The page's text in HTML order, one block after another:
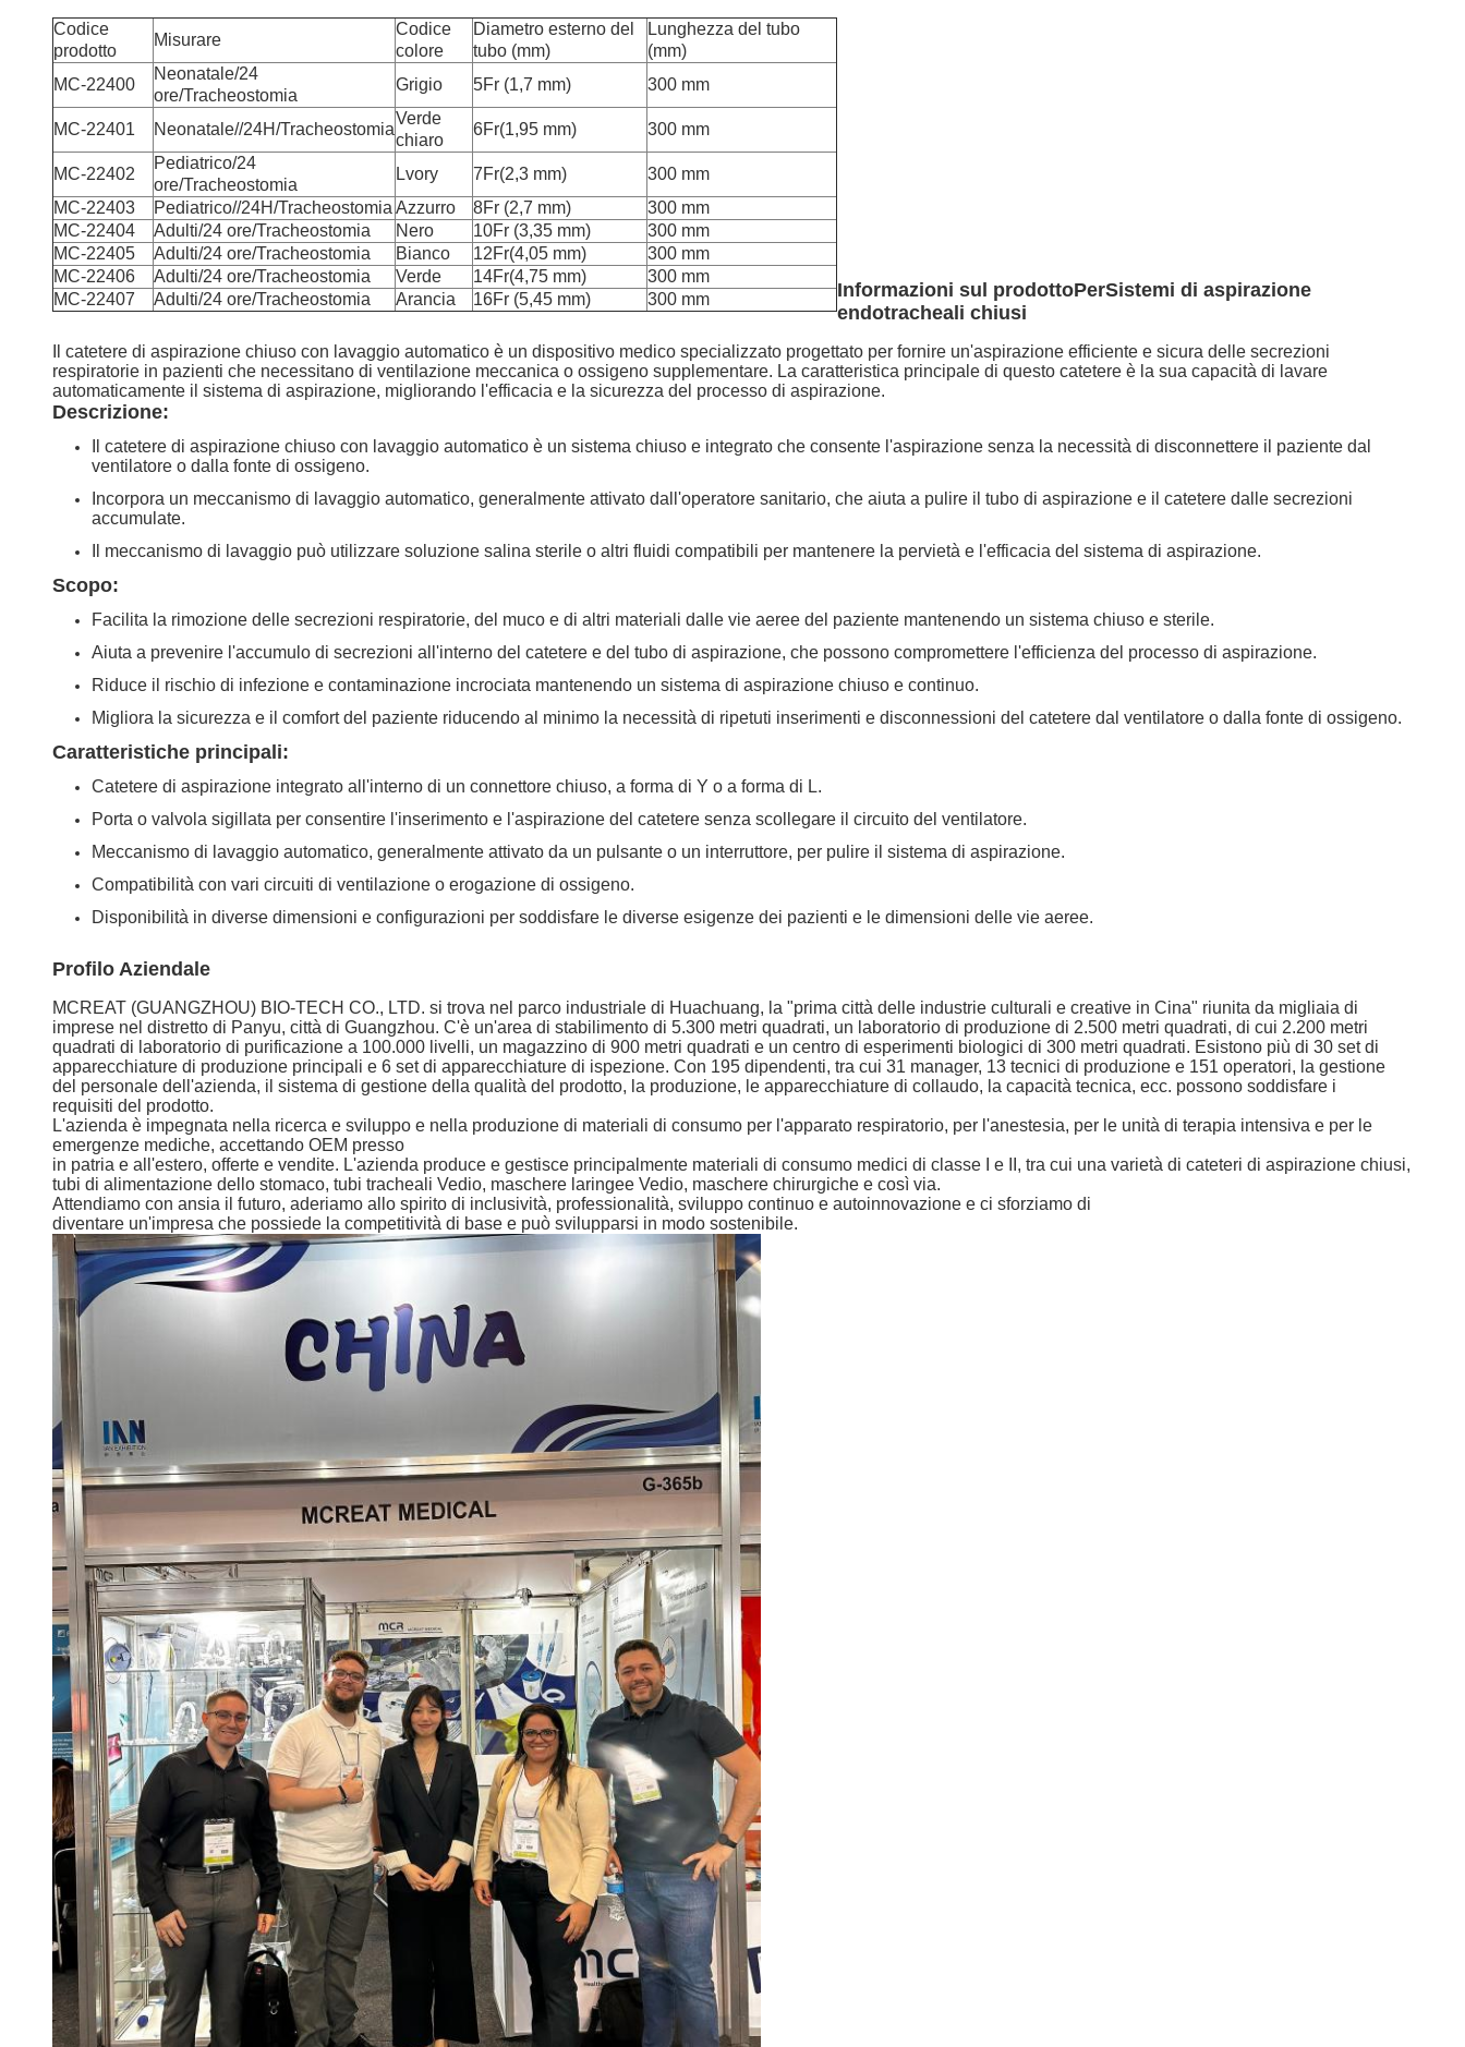
Codice
prodotto
Misurare
Codice
colore
Diametro esterno del
tubo (mm)
Lunghezza del tubo
(mm)
MC-22400
Neonatale/24
ore/Tracheostomia
Grigio 5Fr (1,7 mm) 300 mm
MC-22401 Neonatale//24H/Tracheostomia
Verde
chiaro
6Fr(1,95 mm) 300 mm
MC-22402
Pediatrico/24
ore/Tracheostomia
Lvory 7Fr(2,3 mm)
300 mm
MC-22403
Pediatrico//24H/Tracheostomia Azzurro 8Fr (2,7 mm)
300 mm
MC-22404
Adulti/24 ore/Tracheostomia Nero 10Fr (3,35 mm)
300 mm
MC-22405
Adulti/24 ore/Tracheostomia Bianco 12Fr(4,05 mm)
300 mm
MC-22406
Adulti/24 ore/Tracheostomia Verde 14Fr(4,75 mm)
300 mm
MC-22407
Adulti/24 ore/Tracheostomia Arancia 16Fr (5,45 mm) 300 mm Informazioni sul prodottoPerSistemi di aspirazione
endotracheali chiusi
Il catetere di aspirazione chiuso con lavaggio automatico è un dispositivo medico specializzato progettato per fornire un'aspirazione efficiente e sicura delle secrezioni
respiratorie in pazienti che necessitano di ventilazione meccanica o ossigeno supplementare. La caratteristica principale di questo catetere è la sua capacità di lavare
automaticamente il sistema di aspirazione, migliorando l'efficacia e la sicurezza del processo di aspirazione.
Descrizione:
Il catetere di aspirazione chiuso con lavaggio automatico è un sistema chiuso e integrato che consente l'aspirazione senza la necessità di disconnettere il paziente dal
ventilatore o dalla fonte di ossigeno.
Incorpora un meccanismo di lavaggio automatico, generalmente attivato dall'operatore sanitario, che aiuta a pulire il tubo di aspirazione e il catetere dalle secrezioni
accumulate.
Il meccanismo di lavaggio può utilizzare soluzione salina sterile o altri fluidi compatibili per mantenere la pervietà e l'efficacia del sistema di aspirazione.
Scopo:
Facilita la rimozione delle secrezioni respiratorie, del muco e di altri materiali dalle vie aeree del paziente mantenendo un sistema chiuso e sterile.
Aiuta a prevenire l'accumulo di secrezioni all'interno del catetere e del tubo di aspirazione, che possono compromettere l'efficienza del processo di aspirazione.
Riduce il rischio di infezione e contaminazione incrociata mantenendo un sistema di aspirazione chiuso e continuo.
Migliora la sicurezza e il comfort del paziente riducendo al minimo la necessità di ripetuti inserimenti e disconnessioni del catetere dal ventilatore o dalla fonte di ossigeno.
Caratteristiche principali:
Catetere di aspirazione integrato all'interno di un connettore chiuso, a forma di Y o a forma di L.
Porta o valvola sigillata per consentire l'inserimento e l'aspirazione del catetere senza scollegare il circuito del ventilatore.
Meccanismo di lavaggio automatico, generalmente attivato da un pulsante o un interruttore, per pulire il sistema di aspirazione.
Compatibilità con vari circuiti di ventilazione o erogazione di ossigeno.
Disponibilità in diverse dimensioni e configurazioni per soddisfare le diverse esigenze dei pazienti e le dimensioni delle vie aeree.
Profilo Aziendale
MCREAT (GUANGZHOU) BIO-TECH CO., LTD. si trova nel parco industriale di Huachuang, la "prima città delle industrie culturali e creative in Cina" riunita da migliaia di
imprese nel distretto di Panyu, città di Guangzhou. C'è un'area di stabilimento di 5.300 metri quadrati, un laboratorio di produzione di 2.500 metri quadrati, di cui 2.200 metri
quadrati di laboratorio di purificazione a 100.000 livelli, un magazzino di 900 metri quadrati e un centro di esperimenti biologici di 300 metri quadrati. Esistono più di 30 set di
apparecchiature di produzione principali e 6 set di apparecchiature di ispezione. Con 195 dipendenti, tra cui 31 manager, 13 tecnici di produzione e 151 operatori, la gestione
del personale dell'azienda, il sistema di gestione della qualità del prodotto, la produzione, le apparecchiature di collaudo, la capacità tecnica, ecc. possono soddisfare i
requisiti del prodotto.
L'azienda è impegnata nella ricerca e sviluppo e nella produzione di materiali di consumo per l'apparato respiratorio, per l'anestesia, per le unità di terapia intensiva e per le
emergenze mediche, accettando OEM presso
in patria e all'estero, offerte e vendite. L'azienda produce e gestisce principalmente materiali di consumo medici di classe I e II, tra cui una varietà di cateteri di aspirazione chiusi,
tubi di alimentazione dello stomaco, tubi tracheali Vedio, maschere laringee Vedio, maschere chirurgiche e così via.
Attendiamo con ansia il futuro, aderiamo allo spirito di inclusività, professionalità, sviluppo continuo e autoinnovazione e ci sforziamo di
diventare un'impresa che possiede la competitività di base e può svilupparsi in modo sostenibile.